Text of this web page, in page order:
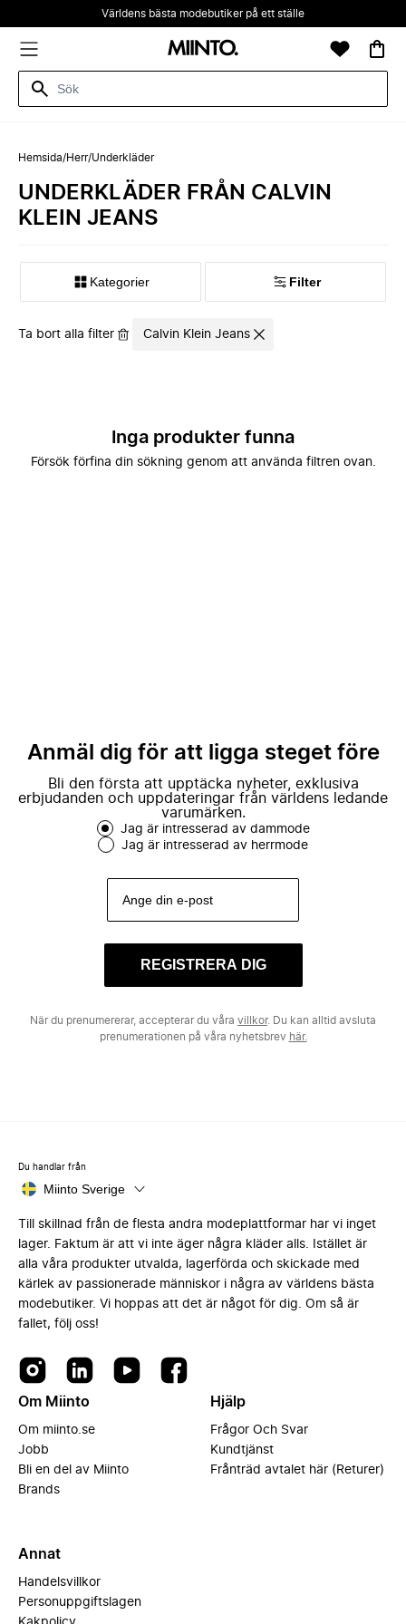
Världens bästa modebutiker på ett ställe
Hemsida/Herr/Underkläder
UNDERKLÄDER FRÅN CALVIN
KLEIN JEANS
Kategorier Filter
Ta bort alla filter Calvin Klein Jeans
Inga produkter funna
Försök förfina din sökning genom att använda filtren ovan.
Anmäl dig för att ligga steget före
Bli den första att upptäcka nyheter, exklusiva
erbjudanden och uppdateringar från världens ledande
varumärken.
Jag är intresserad av dammode
Jag är intresserad av herrmode
REGISTRERA DIG
När du prenumererar, accepterar du våra villkor. Du kan alltid avsluta
prenumerationen på våra nyhetsbrev här.
Du handlar från
Miinto Sverige
Till skillnad från de flesta andra modeplattformar har vi inget
lager. Faktum är att vi inte äger några kläder alls. Istället är
alla våra produkter utvalda, lagerförda och skickade med
kärlek av passionerade människor i några av världens bästa
modebutiker. Vi hoppas att det är något för dig. Om så är
fallet, följ oss!
Om Miinto
Om miinto.se
Jobb
Bli en del av Miinto
Brands
Hjälp
Frågor Och Svar
Kundtjänst
Frånträd avtalet här (Returer)
Annat
Handelsvillkor
Personuppgiftslagen